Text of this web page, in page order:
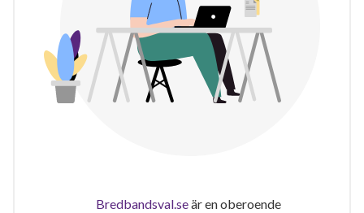
Bredbandsval.seär en oberoende